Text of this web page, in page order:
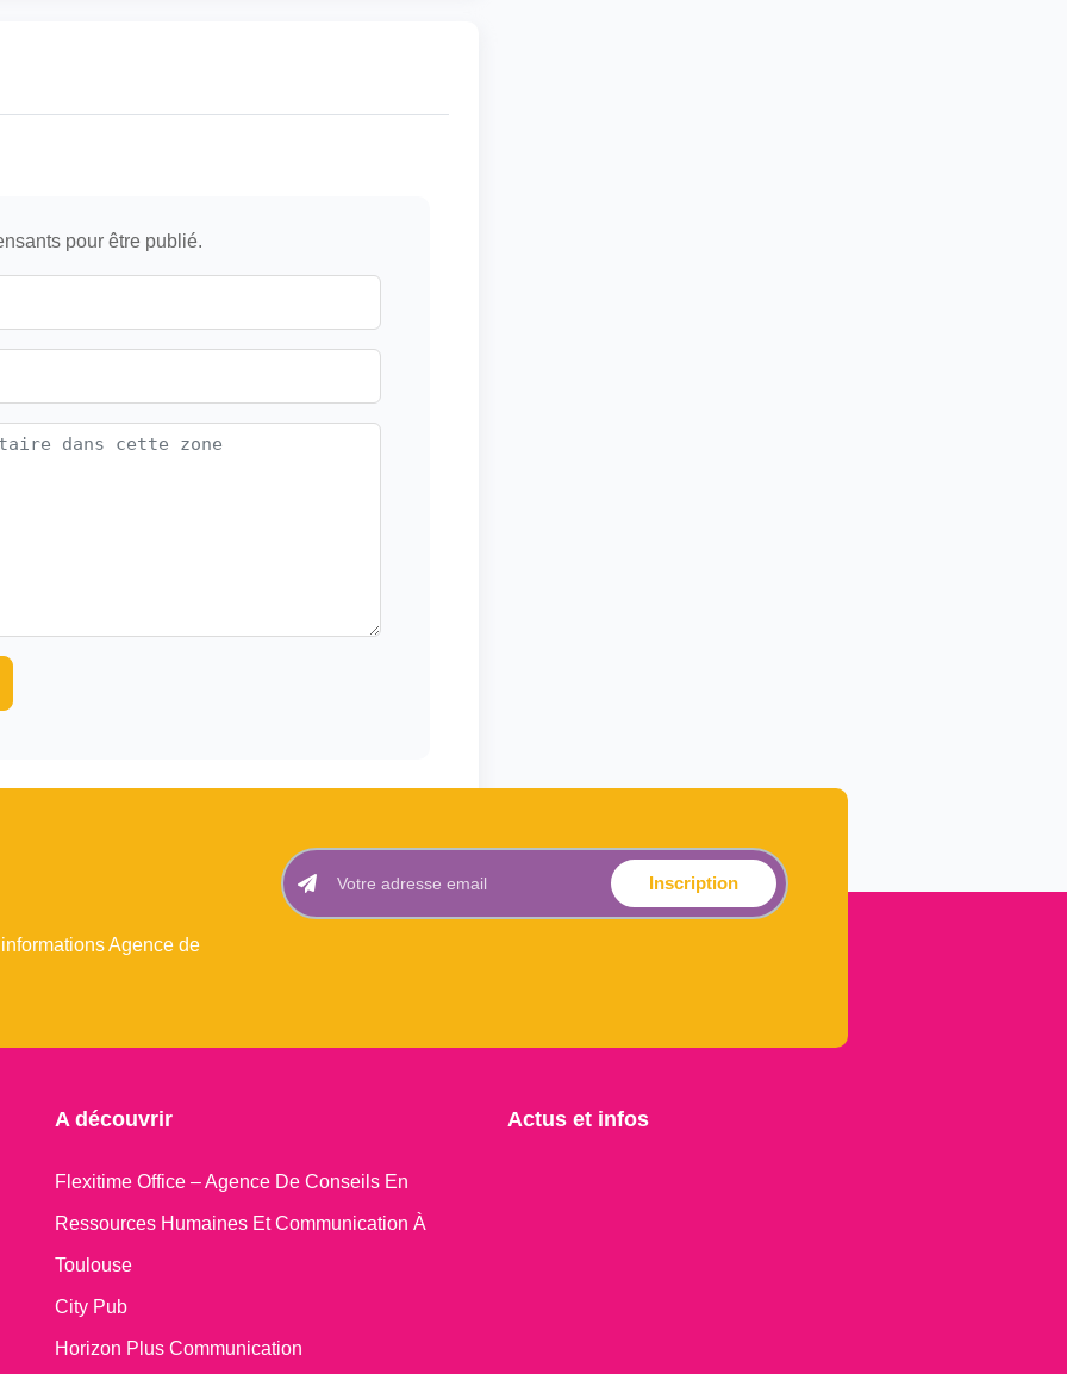
pour être publié.
Agence de
Inscription
A découvrir
Flexitime Office – Agence De Conseils En
Ressources Humaines Et Communication À
Toulouse
City Pub
Horizon Plus Communication
Actus et infos